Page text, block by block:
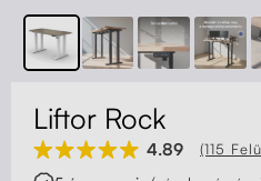
Kerekek
Zárható fiók
Kapcsolat
Liftor Rock
4.89 (115